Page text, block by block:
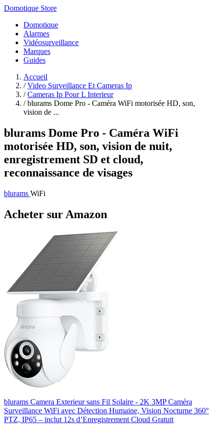
Domotique Store
Domotique
Alarmes
Vidéosurveillance
Marques
Guides
Accueil
/ Video Surveillance Et Cameras Ip
/ Cameras Ip Pour L Interieur
/ blurams Dome Pro - Caméra WiFi motorisée HD, son,
vision de ...
blurams Dome Pro - Caméra WiFi
motorisée HD, son, vision de nuit,
enregistrement SD et cloud,
reconnaissance de visages
blurams WiFi
Acheter sur Amazon
blurams Camera Exterieur sans Fil Solaire - 2K 3MP Caméra
Surveillance WiFi avec Détection Humaine, Vision Nocturne 360°
PTZ, IP65 – inclut 12s d’Enregistrement Cloud Gratuit